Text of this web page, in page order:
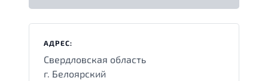
АДРЕС:
Свердловская область
г. Белоярский